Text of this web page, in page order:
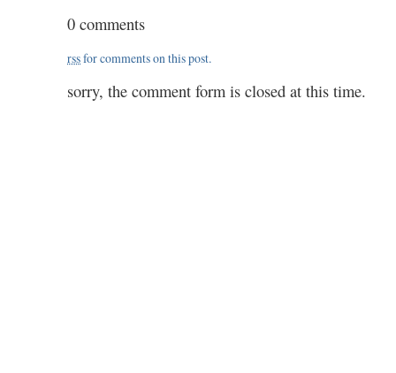
0 comments
rssfor comments on this post.
sorry, the comment form is closed at this time.